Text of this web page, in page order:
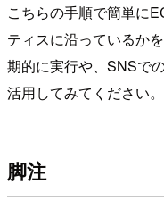
こちらの手順で簡単に
ティスに沿っているか
期的に実行や、SNSで
活用してみてください。
脚注